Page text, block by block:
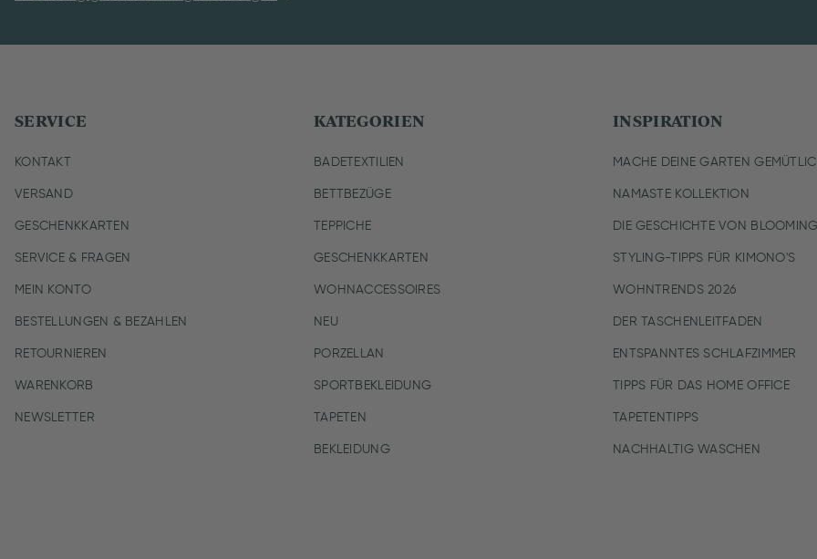
SERVICE
KONTAKT
VERSAND
GESCHENKKARTEN
SERVICE & FRAGEN
MEIN KONTO
BESTELLUNGEN & BEZAHLEN
RETOURNIEREN
WARENKORB
NEWSLETTER
KATEGORIEN
BADETEXTILIEN
BETTBEZÜGE
TEPPICHE
GESCHENKKARTEN
WOHNACCESSOIRES
NEU
PORZELLAN
SPORTBEKLEIDUNG
TAPETEN
BEKLEIDUNG
INSPIRATION
MACHE DEINE GARTEN
NAMASTE KOLLEKTION
DIE GESCHICHTE VON
STYLING-TIPPS FÜR KIMONO'S
WOHNTRENDS 2026
DER TASCHENLEITFADEN
ENTSPANNTES SCHLAFZIMMER
TIPPS FÜR DAS HOME OFFICE
TAPETENTIPPS
NACHHALTIG WASCHEN